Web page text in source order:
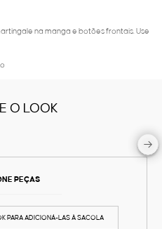
na manga e botões frontais. Use
O LOOK
PEÇAS
PARA ADICIONÁ-LAS À SACOLA